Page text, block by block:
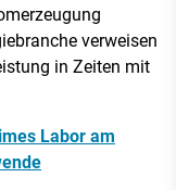
verweisen
in Zeiten mit
Labor am